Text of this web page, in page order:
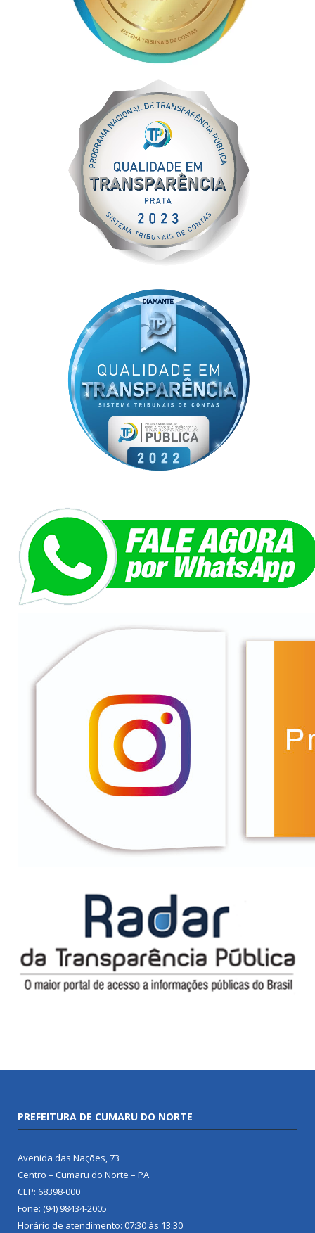
PREFEITURA DE CUMARU DO NORTE
Avenida das Nações, 73
Centro – Cumaru do Norte – PA
CEP: 68398-000
Fone: (94) 98434-2005
Horário de atendimento: 07:30 às 13:30